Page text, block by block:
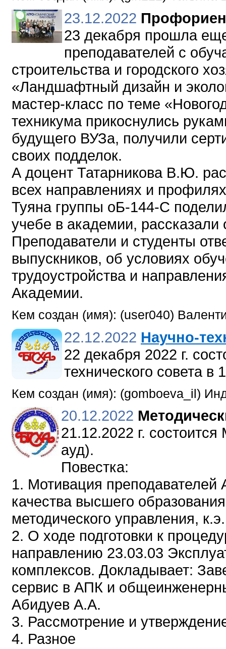
23.12.2022
23 декабря прошла
преподавателей с
строительства и городского
«Ландшафтный дизайн и
мастер-класс по теме
техникума прикоснулись
будущего ВУЗа, получили
своих подделок.
А доцент Татарникова В.Ю.
всех направлениях и
Туяна группы оБ-144-С
учебе в академии, рассказали
Преподаватели и студенты
выпускников, об условиях
трудоустройства и
Академии.
Кем создан (имя): (user040)
22.12.2022 Научно-
22 декабря 2022 г.
технического совета в
Кем создан (имя): (gomboeva_il)
20.12.2022
21.12.2022 г.
ауд).
Повестка:
1. Мотивация
качества высшего
методического управления,
2. О ходе подготовки к
направлению 23.03.03
комплексов. Докладывает:
сервис в АПК и
Абидуев А.А.
3. Рассмотрение и
4. Разное